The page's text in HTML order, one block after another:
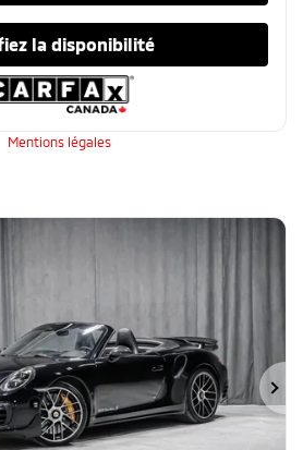
la disponibilité
Mentions légales